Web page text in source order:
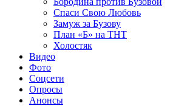
Спаси Свою Любовь
Замуж за Бузову
План «Б» на ТНТ
Холостяк
Видео
Фото
Соцсети
Опросы
Анонсы